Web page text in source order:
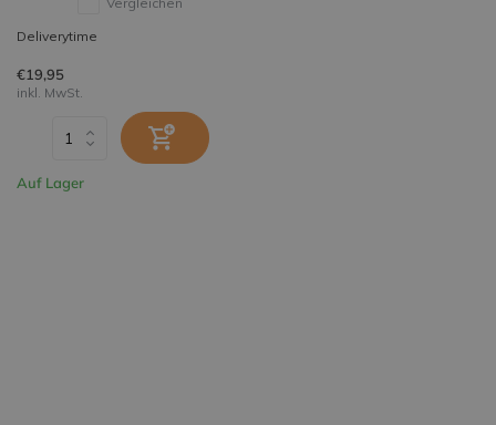
Deliverytime
€19,95
inkl. MwSt.
Auf Lager